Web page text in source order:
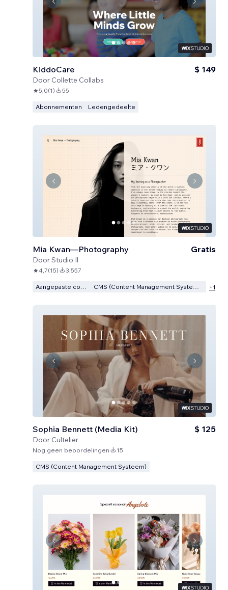
KiddoCare
Door Collette Collabs
$ 149
5,0(1) 55
Abonnementen Ledengedeelte
Mia Kwan—Photography
DoorStudio Il
Gratis
4,7(15) 3.557
Aangepaste code CMS (Content Management Systeem) +1
Sophia Bennett (Media Kit)
Door Cultelier
$ 125
Nog geen beoordelingen 15
CMS (Content Management Systeem)